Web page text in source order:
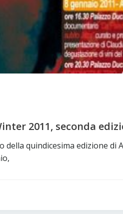
2011, seconda
della quindicesima edizione di